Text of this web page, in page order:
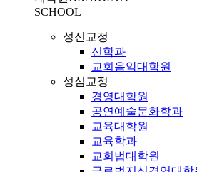
SCHOOL
성신교정
신학과
교회음악대학원
성심교정
경영대학원
공연예술문화학과
교육대학원
교육학과
교회법대학원